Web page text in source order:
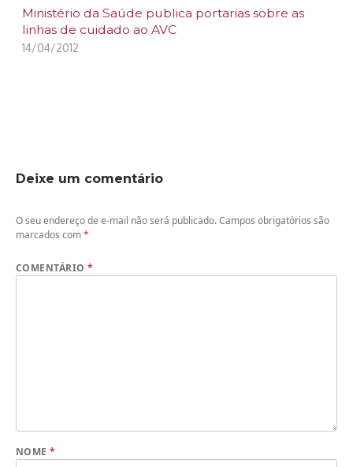
Ministério da Saúde publica portarias sobre as
linhas de cuidado ao AVC
14/04/2012
Deixe um comentário
O seu endereço de e-mail não será publicado.Campos obrigatórios são
marcados com*
COMENTÁRIO*
NOME*